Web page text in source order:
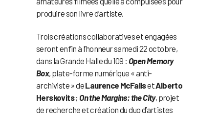
produire son livre d’artiste.
Trois créations collaboratives et engagées
seront enfin à l’honneur samedi 22 octobre,
dans la Grande Halle du 109 : Open Memory
Box, plate-forme numérique « anti-
archiviste » deLaurence McFallsetAlberto
Herskovits; On the Margins: the City, projet
de recherche et création du duo d’artistes